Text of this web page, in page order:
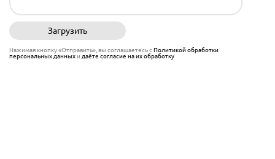
Загрузить
Нажимая кнопку «Отправить», вы соглашаетесь сПолитикой обработки
персональных данныхи даёте согласие на их обработку